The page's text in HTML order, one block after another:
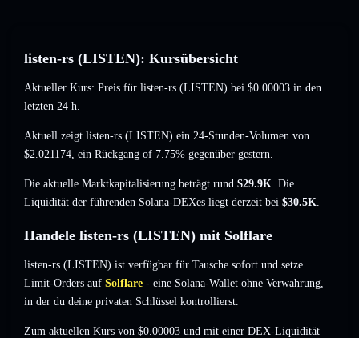
listen-rs (LISTEN): Kursübersicht
Aktueller Kurs: Preis für listen-rs (LISTEN) bei $0.00003 in den
letzten 24 h.
Aktuell zeigt listen-rs (LISTEN) ein 24-Stunden-Volumen von
$2.021174, ein Rückgang of 7.75% gegenüber gestern.
Die aktuelle Marktkapitalisierung beträgt rund $29.9K. Die
Liquidität der führenden Solana-DEXes liegt derzeit bei $30.5K.
Handele listen-rs (LISTEN) mit Solflare
listen-rs (LISTEN) ist verfügbar für Tausche sofort und setze
Limit-Orders auf Solflare - eine Solana-Wallet ohne Verwahrung,
in der du deine privaten Schlüssel kontrollierst.
Zum aktuellen Kurs von $0.00003 und mit einer DEX-Liquidität